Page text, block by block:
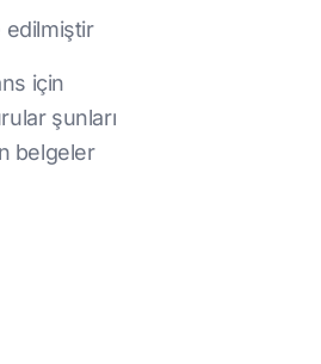
edilmiştir
için
şunları
belgeler